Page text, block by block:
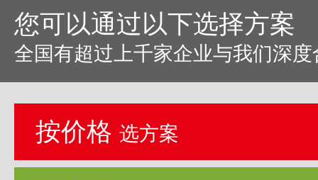
您可以通过以下选择方案
全国有超过上千家企业与我们深度
按价格 选方案